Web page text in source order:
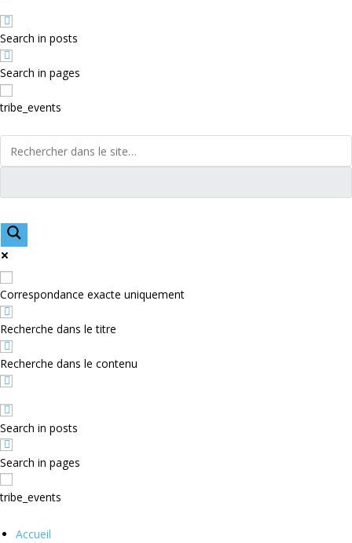
Search in posts
Search in pages
tribe_events
Correspondance exacte uniquement
Recherche dans le titre
Recherche dans le contenu
Search in posts
Search in pages
tribe_events
Accueil